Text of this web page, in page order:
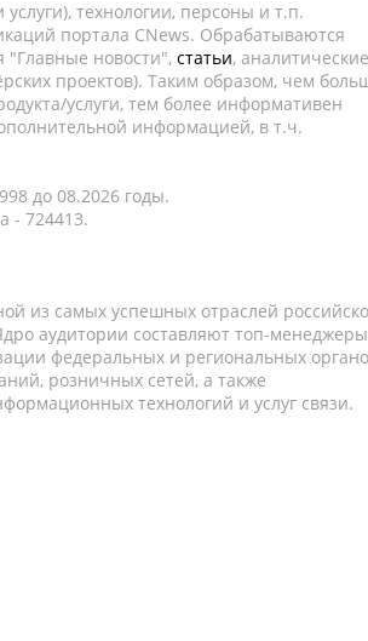
технологии, персоны и т.п.
портала CNews. Обрабатываются
"Главные новости", статьи, аналитические
проектов). Таким образом, чем
услуги, тем более информативен
информацией, в т.ч.
до 08.2026 годы.
- 724413.
из самых успешных отраслей
аудитории составляют топ-
федеральных и региональных
розничных сетей, а также
технологий и услуг связи.